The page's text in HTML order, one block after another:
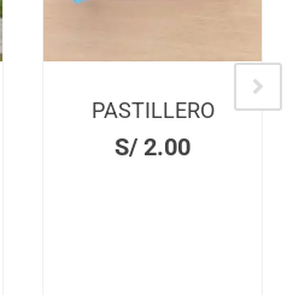
PASTILLERO
S/ 2.00